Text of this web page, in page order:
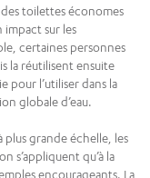
toilettes économes
impact sur les
certaines personnes
la réutilisent ensuite
pour l’utiliser dans la
globale d’eau.
plus grande échelle, les
s’appliquent qu’à la
encourageants. La